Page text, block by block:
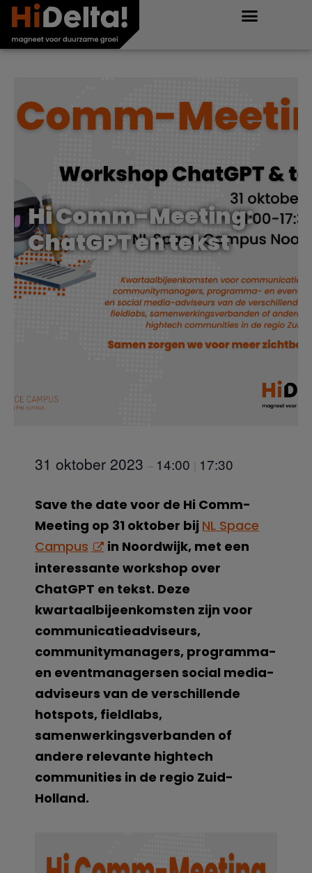
Hi Comm-Meeting:
ChatGPT en tekst
31 oktober 2023– 14:00 17:30
Save the date voor de Hi Comm-
Meeting op 31 oktober bij NL Space
Campus
in Noordwijk, met een
interessante workshop over
ChatGPT en tekst. Deze
kwartaalbijeenkomsten zijn voor
communicatieadviseurs,
communitymanagers, programma-
en eventmanagersen social media-
adviseurs van de verschillende
hotspots, fieldlabs,
samenwerkingsverbanden of
andere relevante hightech
communities in de regio Zuid-
Holland.